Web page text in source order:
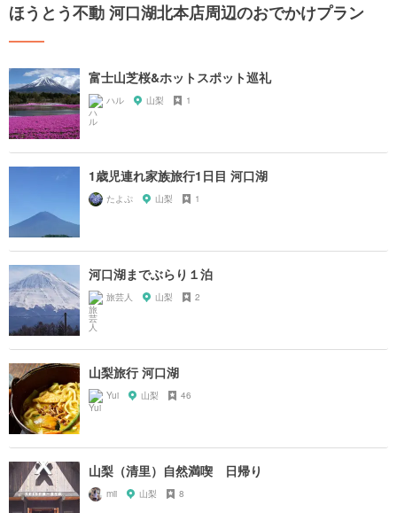
ほうとう不動 河口湖北本店周辺のおでかけプラン
富士山芝桜&ホットスポット巡礼
ハル 山梨 1
1歳児連れ家族旅行1日目 河口湖
たよぷ 山梨 1
河口湖までぶらり１泊
旅芸人 山梨 2
山梨旅行 河口湖
Yui 山梨 46
山梨（清里）自然満喫 日帰り
mii 山梨 8